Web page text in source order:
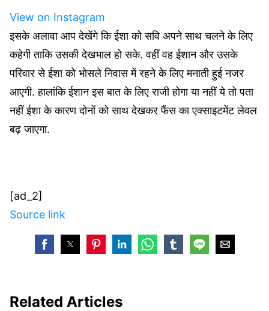
View on Instagram
इसके अलावा आप देखेंगे कि ईशा को सवि अपने साथ चलने के लिए
कहेगी ताकि उसकी देखभाल हो सके. वहीं वह ईशान और उसके
परिवार से ईशा को भोसले निवास में रहने के लिए मनाती हुई नजर
आएगी. हालांकि ईशान इस बात के लिए राजी होगा या नहीं ये तो पता
नहीं ईशा के कारण दोनों को साथ देखकर फैंस का एक्साइटमेंट लेवल
बढ़ जाएगा.
[ad_2]
Source link
Related Articles